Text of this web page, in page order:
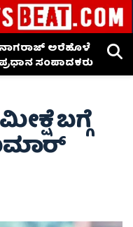
ನಾಗರಾಜ್ ಅರೆಹೊಳೆ
ಪ್ರಧಾನ ಸಂಪಾದಕರು
ಬಗ್ಗೆ